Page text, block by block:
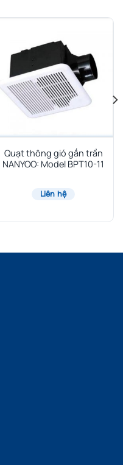
Quạt thông gió gắn trần
NANYOO: Model BPT10-11
Liên hệ